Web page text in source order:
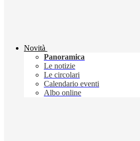
Novità
Panoramica
Le notizie
Le circolari
Calendario eventi
Albo online